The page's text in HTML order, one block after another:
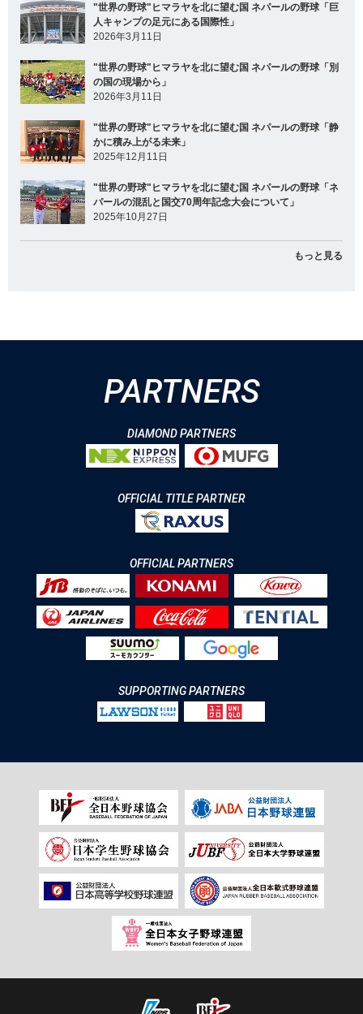
"世界の野球"ヒマラヤを北に望む国 ネパールの野球「巨
人キャンプの足元にある国際性」
2026年3月11日
"世界の野球"ヒマラヤを北に望む国 ネパールの野球「別
の国の現場から」
2026年3月11日
"世界の野球"ヒマラヤを北に望む国 ネパールの野球「静
かに積み上がる未来」
2025年12月11日
"世界の野球"ヒマラヤを北に望む国 ネパールの野球「ネ
パールの混乱と国交70周年記念大会について」
2025年10月27日
もっと見る
PARTNERS
DIAMOND PARTNERS
OFFICIAL TITLE PARTNER
OFFICIAL PARTNERS
SUPPORTING PARTNERS